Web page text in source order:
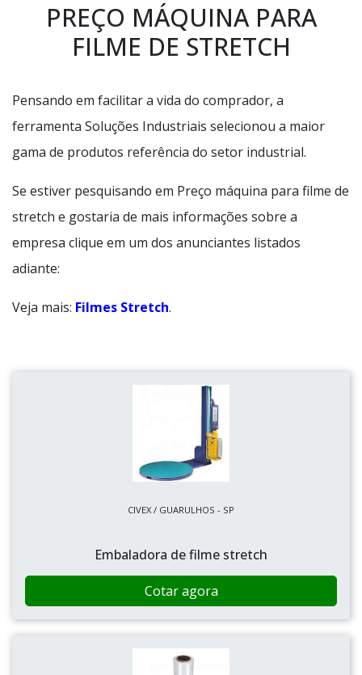
PREÇO MÁQUINA PARA
FILME DE STRETCH
Pensando em facilitar a vida do comprador, a
ferramenta Soluções Industriais selecionou a maior
gama de produtos referência do setor industrial.
Se estiver pesquisando em Preço máquina para filme de
stretch e gostaria de mais informações sobre a
empresa clique em um dos anunciantes listados
adiante:
Veja mais: Filmes Stretch.
CIVEX / GUARULHOS - SP
Embaladora de filme stretch
Cotar agora